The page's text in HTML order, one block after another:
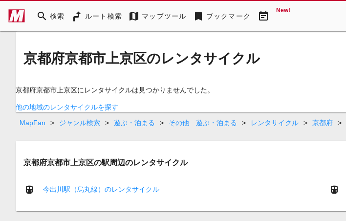
search 検索 ルート検索 map マップツール bookmark ブックマーク event_note New!
京都府京都市上京区のレンタサイクル
京都府京都市上京区にレンタサイクルは見つかりませんでした。
他の地域のレンタサイクルを探す
MapFan
> ジャンル検索 > 遊ぶ・泊まる > その他 遊ぶ・泊まる > レンタサイクル > 京都府 >
京都府京都市上京区の駅周辺のレンタサイクル
今出川駅（烏丸線）のレンタサイクル